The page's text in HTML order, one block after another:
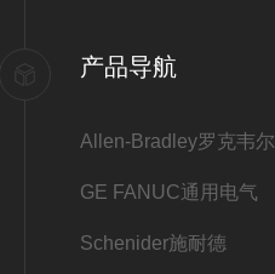
产品导航
Allen-Bradley罗克韦尔
GE FANUC通用电气
Schenider施耐德